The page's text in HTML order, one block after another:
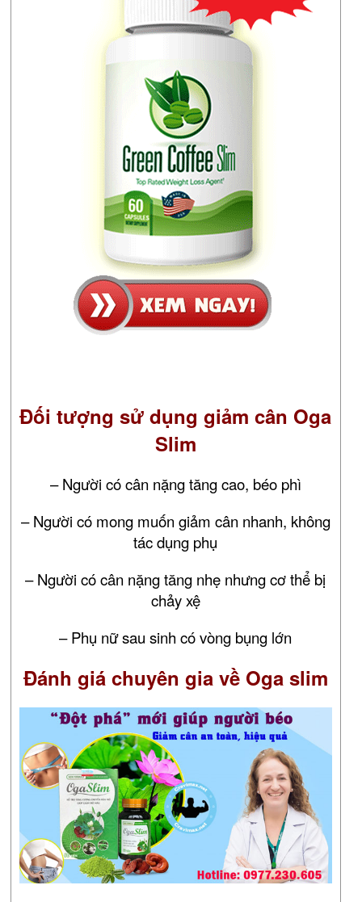
Đối tượng sử dụng giảm cân Oga
Slim
– Người có cân nặng tăng cao, béo phì
– Người có mong muốn giảm cân nhanh, không
tác dụng phụ
– Người có cân nặng tăng nhẹ nhưng cơ thể bị
chảy xệ
– Phụ nữ sau sinh có vòng bụng lớn
Đánh giá chuyên gia về Oga slim